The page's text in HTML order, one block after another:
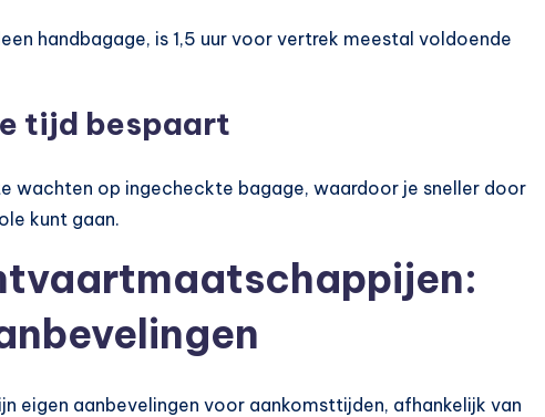
handbagage, is 1,5 uur voor vertrek meestal voldoende
tijd bespaart
wachten op ingecheckte bagage, waardoor je sneller door
kunt gaan.
eigen aanbevelingen voor aankomsttijden, afhankelijk van